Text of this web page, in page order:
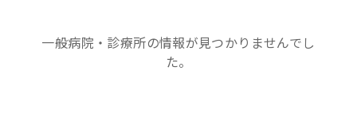
一般病院・診療所の情報が見つかりませんでし
た。